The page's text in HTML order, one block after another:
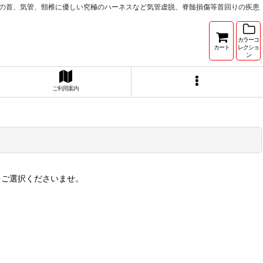
、気管、頸椎に優しい究極のハーネスなど気管虚脱、脊髄損傷等首回りの疾患
カート
カラーコ
レクショ
ン
ご利用案内
選択くださいませ。